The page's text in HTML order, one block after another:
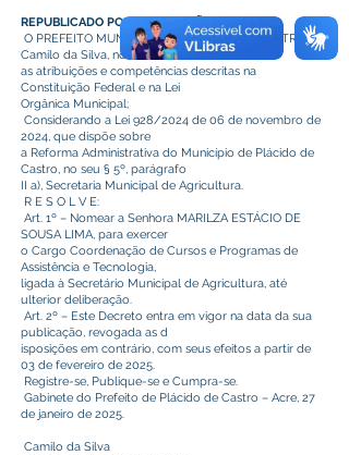
REPUBLICADO POR INCORREÇÃO
O PREFEITO MUNICIPAL DE PLÁCIDO DE CASTRO,
Camilo da Silva, no uso d
as atribuições e competências descritas na
Constituição Federal e na Lei
Orgânica Municipal;
Considerando a Lei 928/2024 de 06 de novembro de
2024, que dispõe sobre
a Reforma Administrativa do Município de Plácido de
Castro, no seu § 5º, parágrafo
II a), Secretaria Municipal de Agricultura.
R E S O L V E:
Art. 1º – Nomear a Senhora MARILZA ESTÁCIO DE
SOUSA LIMA, para exercer
o Cargo Coordenação de Cursos e Programas de
Assistência e Tecnologia,
ligada à Secretário Municipal de Agricultura, até
ulterior deliberação.
Art. 2º – Este Decreto entra em vigor na data da sua
publicação, revogada as d
isposições em contrário, com seus efeitos a partir de
03 de fevereiro de 2025.
Registre-se, Publique-se e Cumpra-se.
Gabinete do Prefeito de Plácido de Castro – Acre, 27
de janeiro de 2025.
Camilo da Silva